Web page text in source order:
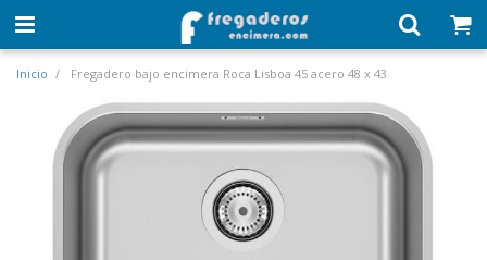
Inicio Fregadero bajo encimera Roca Lisboa 45 acero 48 x 43